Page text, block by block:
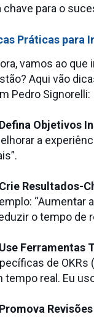
chave para o
Práticas para
vamos ao
Aqui vão
Pedro Signorelli:
Objetivos
a
Resultados-
“Aumentar
o tempo de
Ferramentas
de OKRs
tempo real. Eu